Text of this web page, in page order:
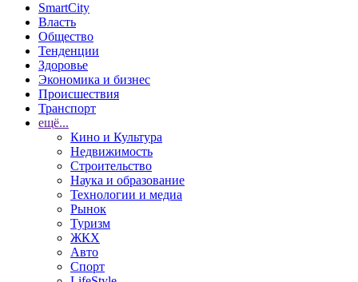
SmartCity
Власть
Общество
Тенденции
Здоровье
Экономика и бизнес
Происшествия
Транспорт
ещё...
Кино и Культура
Недвижимость
Строительство
Наука и образование
Технологии и медиа
Рынок
Туризм
ЖКХ
Авто
Спорт